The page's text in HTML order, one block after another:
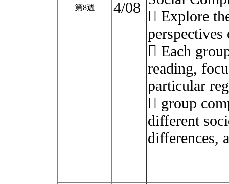
第8週 4/08  Explore
 Each
reading,
particular
 group
different
differences,